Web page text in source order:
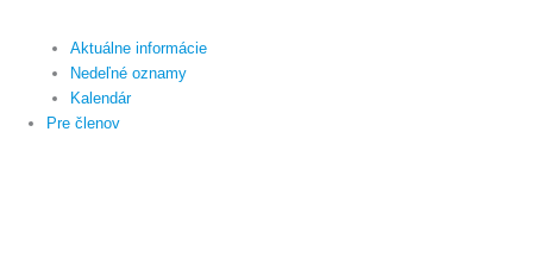
Aktuálne informácie
Nedeľné oznamy
Kalendár
Pre členov